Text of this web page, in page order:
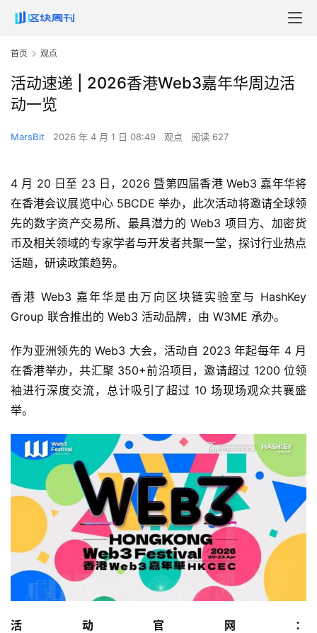
首页 观点
活动速递 | 2026香港Web3嘉年华周边活
动一览
MarsBit 2026 年 4 月 1 日 08:49 观点 阅读 627
4 月 20 日至 23 日，2026 暨第四届香港 Web3 嘉年华将
在香港会议展览中心 5BCDE 举办，此次活动将邀请全球领
先的数字资产交易所、最具潜力的 Web3 项目方、加密货
币及相关领域的专家学者与开发者共聚一堂，探讨行业热点
话题，研读政策趋势。
香港 Web3 嘉年华是由万向区块链实验室与 HashKey
Group 联合推出的 Web3 活动品牌，由 W3ME 承办。
作为亚洲领先的 Web3 大会，活动自 2023 年起每年 4 月
在香港举办，共汇聚 350+前沿项目，邀请超过 1200 位领
袖进行深度交流，总计吸引了超过 10 场现场观众共襄盛
举。
活动官网：